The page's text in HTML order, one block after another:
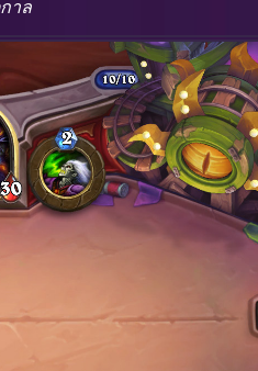
าล